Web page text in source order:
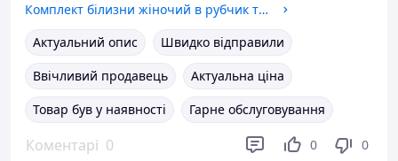
Комплект білизни жіночий в рубчик топ бюстгальтер труси
Актуальний опис
Швидко відправили
Ввічливий продавець
Актуальна ціна
Товар був у наявності
Гарне обслуговування
Коментарі 0 0 0